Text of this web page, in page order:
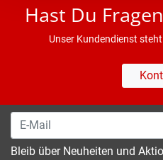
Hast Du
Unser Kundendienst
Bleib über Neuheiten und